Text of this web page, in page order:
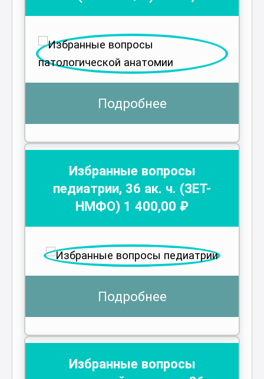
Подробнее
Избранные вопросы
педиатрии, 36 ак. ч. (ЗЕТ-
НМФО) 1 400,00 ₽
Подробнее
Избранные вопросы